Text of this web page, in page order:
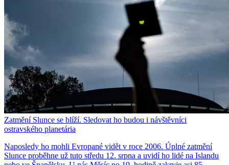
Zatmění Slunce se blíží. Sledovat ho budou i návštěvníci
ostravského planetária
Naposledy ho mohli Evropané vidět v roce 2006. Úplné zatmění
Slunce proběhne už tuto středu 12. srpna a uvidí ho lidé na Islandu